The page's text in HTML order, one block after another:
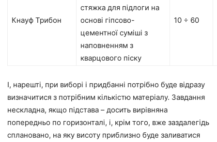
Кнауф Трибон
стяжка для підлоги на
основі гіпсово-
цементної суміші з
наповненням з
кварцового піску
10 ÷ 60
І, нарешті, при виборі і придбанні потрібно буде відразу
визначитися з потрібним кількістю матеріалу. Завдання
нескладна, якщо підстава – досить вирівняна
попередньо по горизонталі, і, крім того, вже заздалегідь
сплановано, на яку висоту приблизно буде заливатися